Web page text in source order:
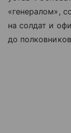
«генералом»,
на солдат и
до